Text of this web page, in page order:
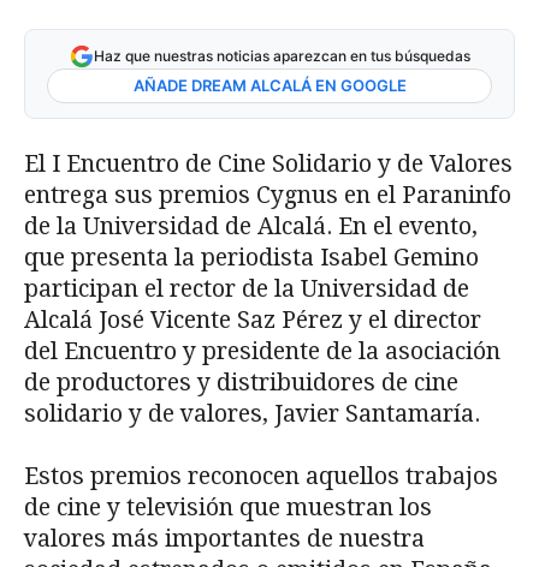
Haz que nuestras noticias aparezcan en tus búsquedas
AÑADE DREAM ALCALÁ EN GOOGLE
El I Encuentro de Cine Solidario y de Valores
entrega sus premios Cygnus en el Paraninfo
de la Universidad de Alcalá. En el evento,
que presenta la periodista Isabel Gemino
participan el rector de la Universidad de
Alcalá José Vicente Saz Pérez y el director
del Encuentro y presidente de la asociación
de productores y distribuidores de cine
solidario y de valores, Javier Santamaría.
Estos premios reconocen aquellos trabajos
de cine y televisión que muestran los
valores más importantes de nuestra